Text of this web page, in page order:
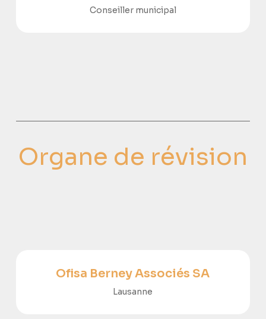
Conseiller municipal
Organe de révision
Ofisa Berney Associés SA
Lausanne